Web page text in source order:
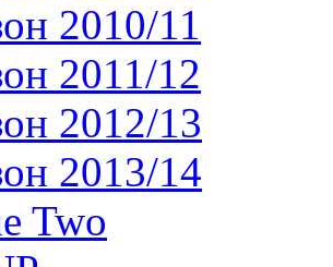
2010/11
2011/12
2012/13
2013/14
Two